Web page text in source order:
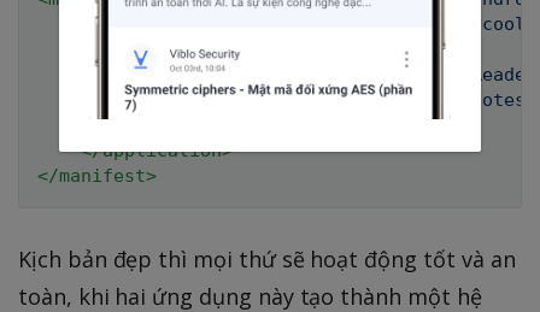
uses-permission
application android: My Cool Reader
<provider android:name="
</application>
</manifest>
Kịch bản đẹp thì mọi thứ sẽ hoạt động tốt và an
toàn, khi hai ứng dụng này tạo thành một hệ